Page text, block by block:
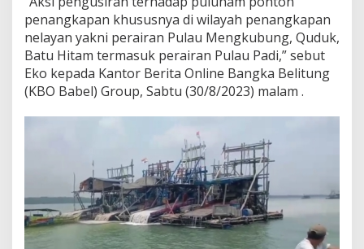
penangkapan khususnya di wilayah penangkapan
nelayan yakni perairan Pulau Mengkubung, Quduk,
Batu Hitam termasuk perairan Pulau Padi,” sebut
Eko kepada Kantor Berita Online Bangka Belitung
(KBO Babel) Group, Sabtu (30/8/2023) malam .